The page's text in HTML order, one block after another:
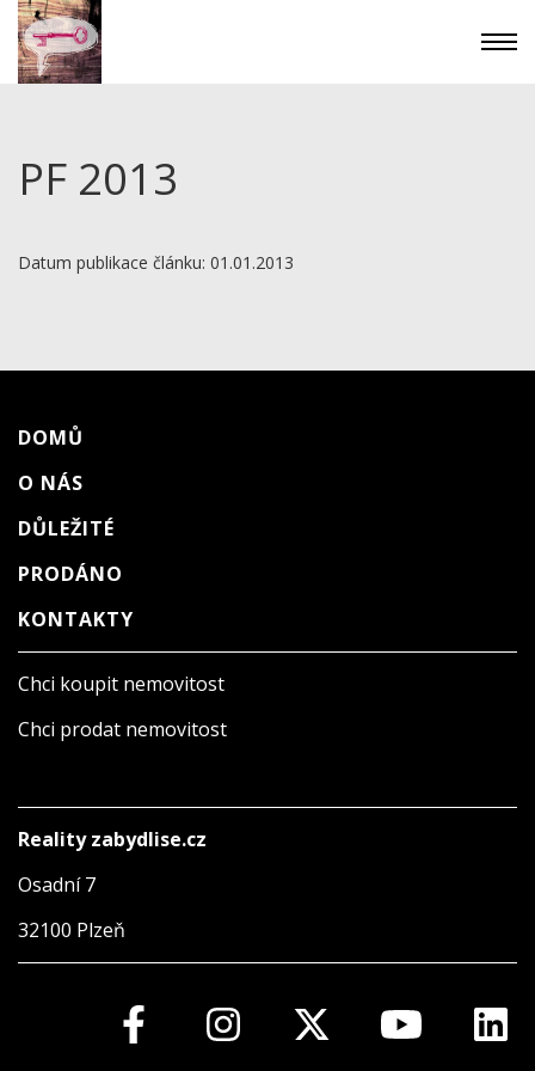
PF 2013
Datum publikace článku: 01.01.2013
DOMŮ
O NÁS
DŮLEŽITÉ
PRODÁNO
KONTAKTY
Chci koupit nemovitost
Chci prodat nemovitost
Reality zabydlise.cz
Osadní 7
32100 Plzeň